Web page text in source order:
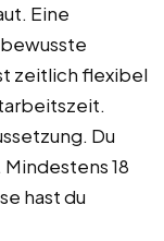
Eine
zeitlich flexibel
Du
18
hast du